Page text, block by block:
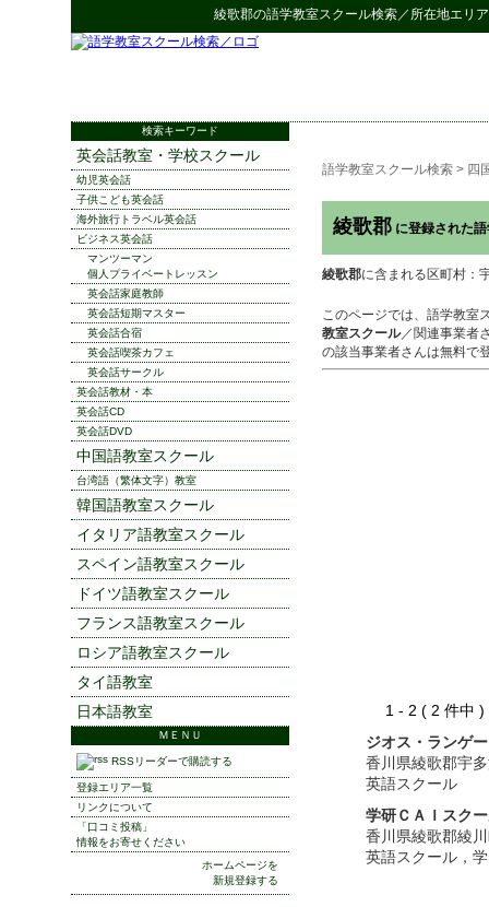
綾歌郡の語学教室スクール検索／所在地エリ
語学教室スクール検索 > 四
綾歌郡 に登録された
綾歌郡に含まれる区町村：
このページでは、語学教室
教室スクール／関連事業者
の該当事業者さんは無料で
1 - 2 ( 2 件
ジオス・ランゲ
香川県綾歌郡宇
英語スクール
学研ＣＡＩスク
香川県綾歌郡綾
英語スクール，
検索キーワード
英会話教室・学校スクール
幼児英会話
子供こども英会話
海外旅行トラベル英会話
ビジネス英会話
マンツーマン
個人プライベートレッスン
英会話家庭教師
英会話短期マスター
英会話合宿
英会話喫茶カフェ
英会話サークル
英会話教材・本
英会話CD
英会話DVD
中国語教室スクール
台湾語（繁体文字）教室
韓国語教室スクール
イタリア語教室スクール
スペイン語教室スクール
ドイツ語教室スクール
フランス語教室スクール
ロシア語教室スクール
タイ語教室
日本語教室
ＭＥＮＵ
RSSリーダーで購読する
登録エリア一覧
リンクについて
「口コミ投稿」
情報をお寄せください
ホームページを
新規登録する